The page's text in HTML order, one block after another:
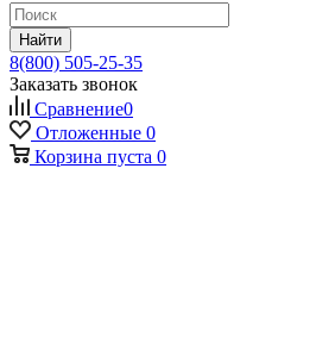
Найти
8(800) 505-25-35
Заказать звонок
Сравнение0
Отложенные 0
Корзина пуста 0